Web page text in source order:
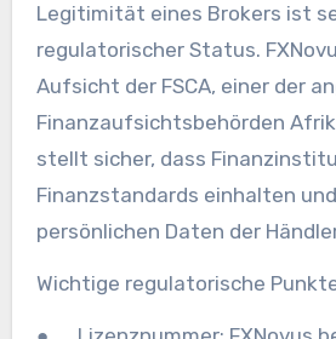
Legitimität eines Brokers ist
regulatorischer Status.
Aufsicht der FSCA, einer der
Finanzaufsichtsbehörden
stellt sicher, dass
Finanzstandards einhalten
persönlichen Daten der
Wichtige regulatorische